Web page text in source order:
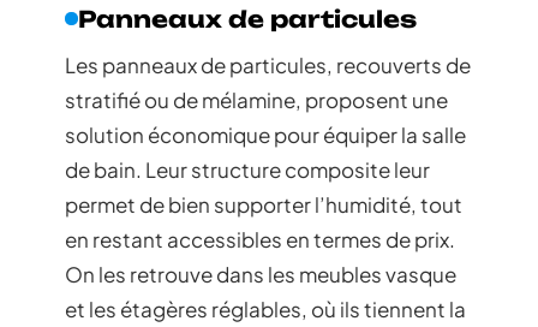
Panneaux de particules
Les panneaux de particules, recouverts de
stratifié ou de mélamine, proposent une
solution économique pour équiper la salle
de bain. Leur structure composite leur
permet de bien supporter l’humidité, tout
en restant accessibles en termes de prix.
On les retrouve dans les meubles vasque
et les étagères réglables, où ils tiennent la